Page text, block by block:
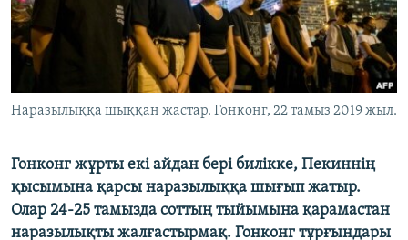
Басқа тілдерде
Наразылыққа шыққан жастар. Гонконг, 22 тамыз 2019 жыл.
Гонконг жұрты екі айдан бері билікке, Пекиннің
қысымына қарсы наразылыққа шығып жатыр.
Олар 24-25 тамызда соттың тыйымына қарамастан
наразылықты жалғастырмақ. Гонконг тұрғындары